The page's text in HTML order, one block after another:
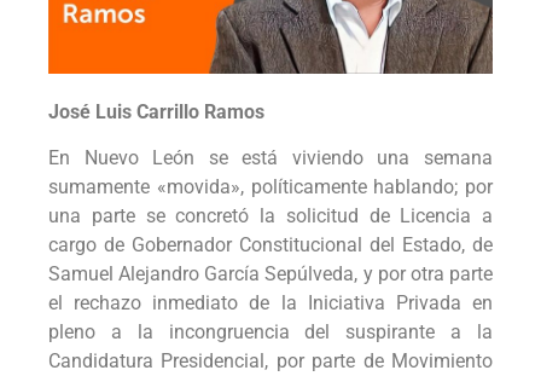
José Luis Carrillo Ramos
En Nuevo León se está viviendo una semana
sumamente «movida», políticamente hablando; por
una parte se concretó la solicitud de Licencia a
cargo de Gobernador Constitucional del Estado, de
Samuel Alejandro García Sepúlveda, y por otra parte
el rechazo inmediato de la Iniciativa Privada en
pleno a la incongruencia del suspirante a la
Candidatura Presidencial, por parte de Movimiento